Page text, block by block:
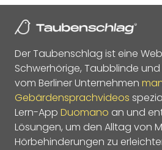
Der Taubenschlag ist eine
Schwerhörige, Taubblinde
vom Berliner Unternehmen
Gebärdensprachvideos
Lern-App Duomano an und
Lösungen, um den Alltag von
Hörbehinderungen zu